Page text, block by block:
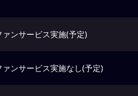
ンサービス実施(予定)
ンサービス実施なし(予定)